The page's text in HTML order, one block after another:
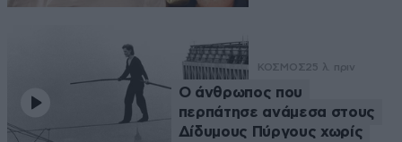
ΚΟΣΜΟΣ25 λ. πριν
Ο άνθρωπος που
περπάτησε ανάμεσα στους
Δίδυμους Πύργους χωρίς